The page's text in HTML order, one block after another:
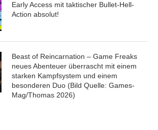
Early Access mit taktischer Bullet-Hell-
Action absolut!
Beast of Reincarnation – Game Freaks
neues Abenteuer überrascht mit einem
starken Kampfsystem und einem
besonderen Duo (Bild Quelle: Games-
Mag/Thomas 2026)